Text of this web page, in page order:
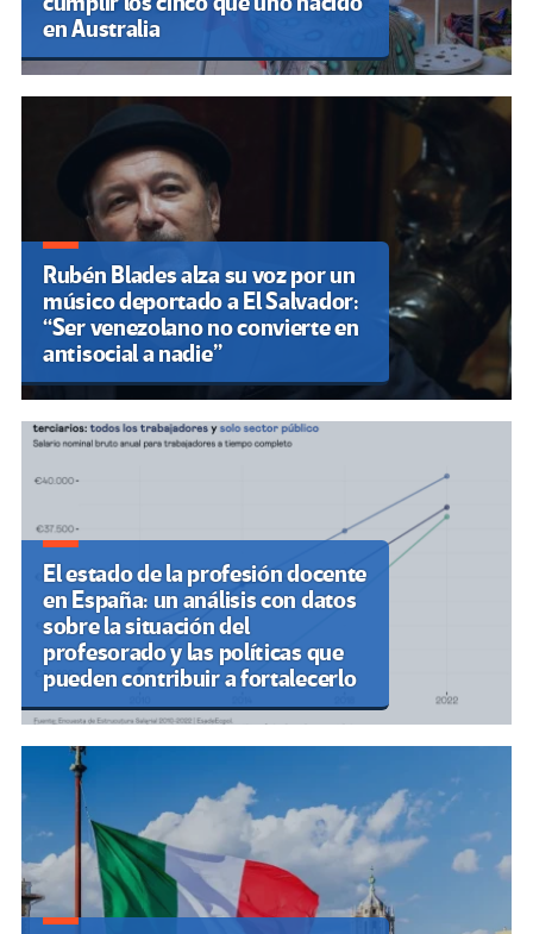
en Australia
Rubén Blades alza su voz por un
músico deportado a El Salvador:
“Ser venezolano no convierte en
antisocial a nadie”
El estado de la profesión docente
en España: un análisis con datos
sobre la situación del
profesorado y las políticas que
pueden contribuir a fortalecerlo